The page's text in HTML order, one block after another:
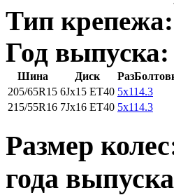
Тип крепежа:
Год выпуска:
Шина Диск
205/65R15 6Jx15 ET40 5x114.3
215/55R16 7Jx16 ET40 5x114.3
Размер
года